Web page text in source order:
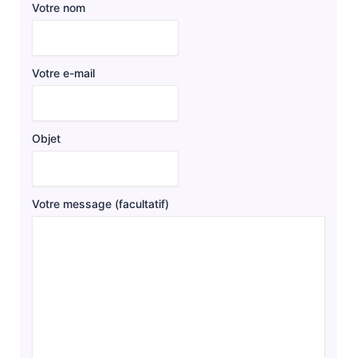
Votre nom
Votre e-mail
Objet
Votre message (facultatif)